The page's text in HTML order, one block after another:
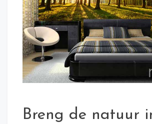
Breng de natuur